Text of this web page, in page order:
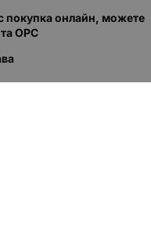
покупка онлайн, можете
ОРС